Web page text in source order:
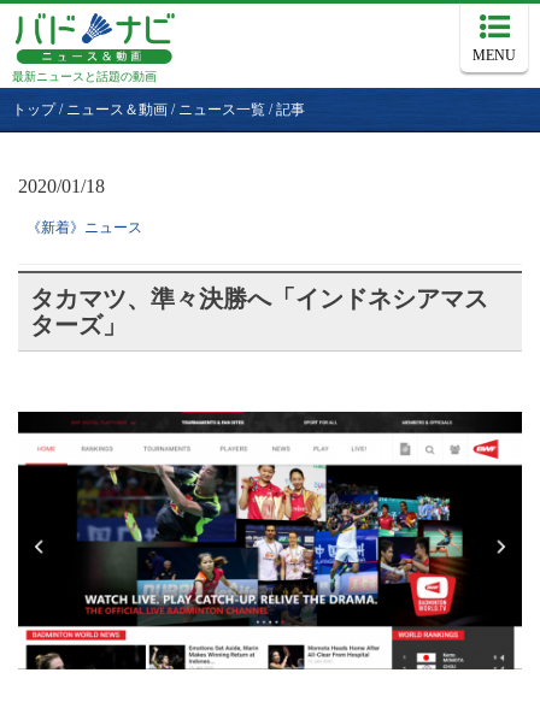
最新ニュースと話題の動画
MENU
トップ/ ニュース＆動画 / ニュース一覧 /記事
2020/01/18
《新着》ニュース
タカマツ、準々決勝へ「インドネシアマス
ターズ」